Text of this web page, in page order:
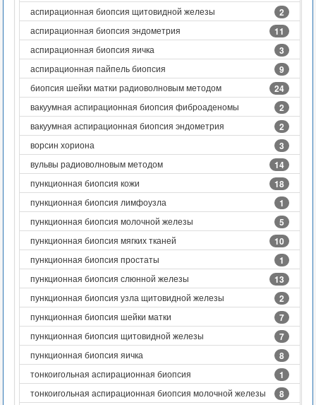
аспирационная биопсия щитовидной железы 2
аспирационная биопсия эндометрия 11
аспирационная биопсия яичка 3
аспирационная пайпель биопсия 9
биопсия шейки матки радиоволновым методом 24
вакуумная аспирационная биопсия фиброаденомы 2
вакуумная аспирационная биопсия эндометрия 2
ворсин хориона 3
вульвы радиоволновым методом 14
пункционная биопсия кожи 18
пункционная биопсия лимфоузла 1
пункционная биопсия молочной железы 5
пункционная биопсия мягких тканей 10
пункционная биопсия простаты 1
пункционная биопсия слюнной железы 13
пункционная биопсия узла щитовидной железы 2
пункционная биопсия шейки матки 7
пункционная биопсия щитовидной железы 7
пункционная биопсия яичка 8
тонкоигольная аспирационная биопсия 1
тонкоигольная аспирационная биопсия молочной железы 8